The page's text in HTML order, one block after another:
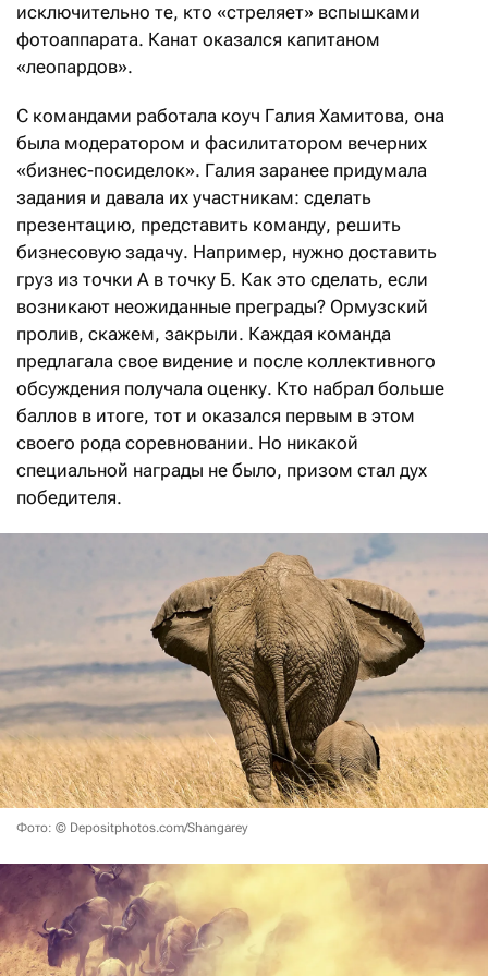
исключительно те, кто «стреляет» вспышками
фотоаппарата. Канат оказался капитаном
«леопардов».
С командами работала коуч Галия Хамитова, она
была модератором и фасилитатором вечерних
«бизнес-посиделок». Галия заранее придумала
задания и давала их участникам: сделать
презентацию, представить команду, решить
бизнесовую задачу. Например, нужно доставить
груз из точки А в точку Б. Как это сделать, если
возникают неожиданные преграды? Ормузский
пролив, скажем, закрыли. Каж­дая команда
предлагала свое видение и после коллективного
обсуждения получала оценку. Кто набрал больше
баллов в итоге, тот и оказался первым в этом
своего рода соревновании. Но никакой
специальной награды не было, призом стал дух
победителя.
Фото: © Depositphotos.com/Shangarey